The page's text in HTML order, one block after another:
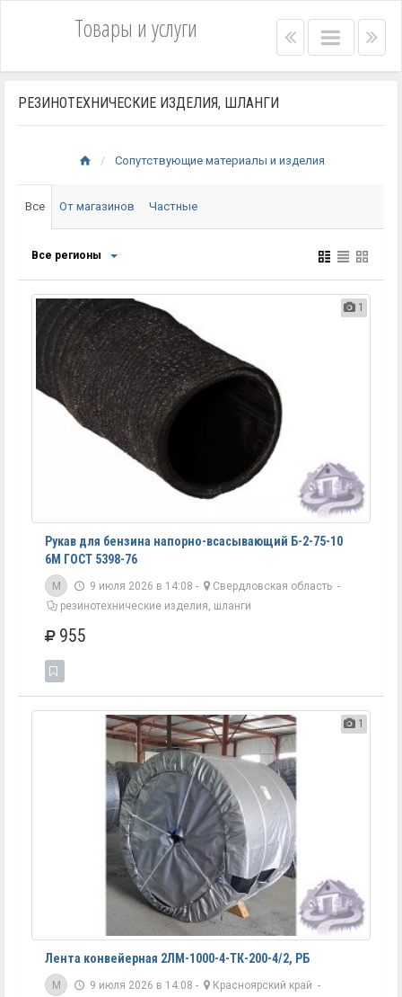
Товары и услуги Left
bar
Main
menu
Right
menu
bar
РЕЗИНОТЕХНИЧЕСКИЕ ИЗДЕЛИЯ, ШЛАНГИ
Сопутствующие материалы и изделия
Все От магазинов Частные
Все регионы
1
Рукав для бензина напорно-всасывающий Б-2-75-10
6М ГОСТ 5398-76
M 9 июля 2026 в 14:08 - Свердловская область -
резинотехнические изделия, шланги
955
1
Лента конвейерная 2ЛМ-1000-4-ТК-200-4/2, РБ
M 9 июля 2026 в 14:08 - Красноярский край -